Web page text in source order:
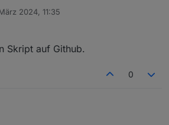
2024, 11:35
Skript auf Github.
0